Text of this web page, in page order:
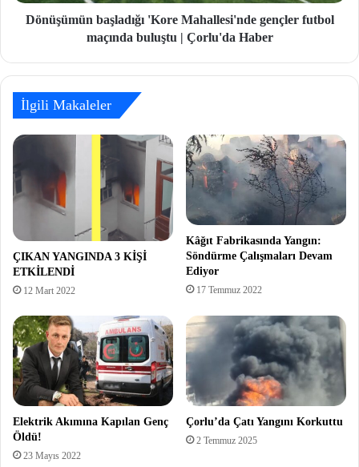
Dönüşümün başladığı 'Kore Mahallesi'nde gençler futbol
maçında buluştu | Çorlu'da Haber
İlgili Makaleler
ÇIKAN YANGINDA 3 KİŞİ
ETKİLENDİ
12 Mart 2022
Kâğıt Fabrikasında Yangın:
Söndürme Çalışmaları Devam
Ediyor
17 Temmuz 2022
Elektrik Akımına Kapılan Genç
Öldü!
23 Mayıs 2022
Çorlu’da Çatı Yangını Korkuttu
2 Temmuz 2025